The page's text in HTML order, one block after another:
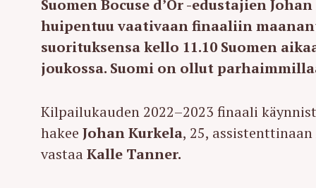
Suomen Bocuse d’Or -edustajien
huipentuu vaativaan finaaliin
suorituksensa kello 11.10 Suomen
joukossa. Suomi on ollut
Kilpailukauden 2022–2023 finaali
hakeeJohan Kurkela, 25, assistenttinaan
vastaaKalle Tanner.